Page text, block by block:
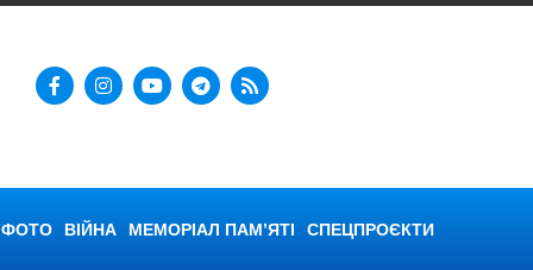
ФОТО ВІЙНА МЕМОРІАЛ ПАМ’ЯТІ СПЕЦПРОЄКТИ